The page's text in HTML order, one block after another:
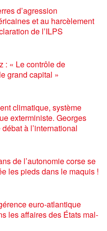
d’agression
et au harcèlement
de l’ILPS
: « Le contrôle de
grand capital »
climatique, système
exterministe. Georges
à l’international
de l’autonomie corse se
les pieds dans le maquis !
euro-atlantique
les affaires des États mal-